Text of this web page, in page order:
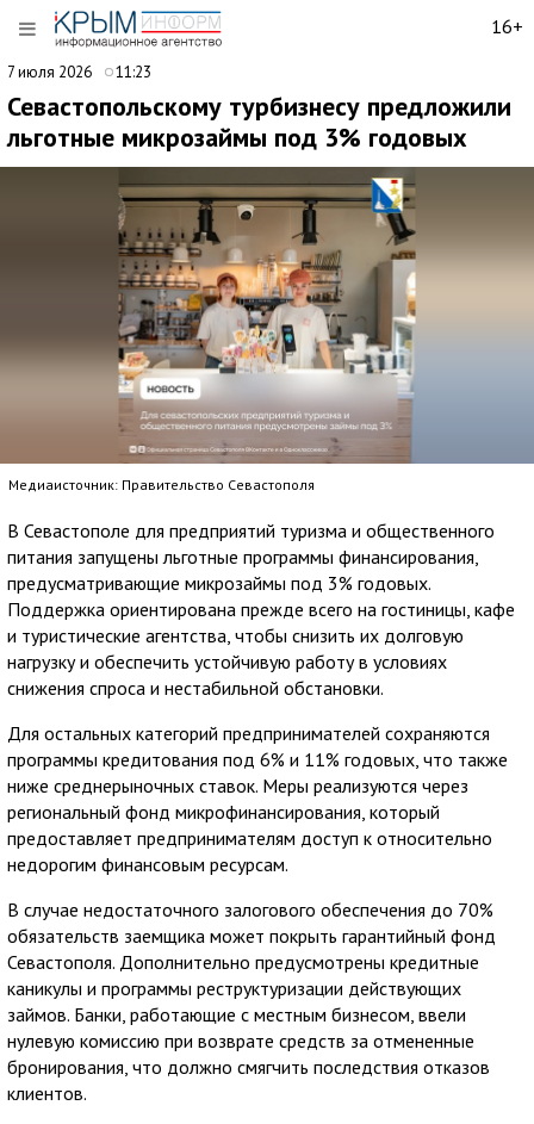
16+
7 июля 2026 11:23
Севастопольскому турбизнесу предложили
льготные микрозаймы под 3% годовых
Медиаисточник: Правительство Севастополя
В Севастополе для предприятий туризма и общественного
питания запущены льготные программы финансирования,
предусматривающие микрозаймы под 3% годовых.
Поддержка ориентирована прежде всего на гостиницы, кафе
и туристические агентства, чтобы снизить их долговую
нагрузку и обеспечить устойчивую работу в условиях
снижения спроса и нестабильной обстановки.
Для остальных категорий предпринимателей сохраняются
программы кредитования под 6% и 11% годовых, что также
ниже среднерыночных ставок. Меры реализуются через
региональный фонд микрофинансирования, который
предоставляет предпринимателям доступ к относительно
недорогим финансовым ресурсам.
В случае недостаточного залогового обеспечения до 70%
обязательств заемщика может покрыть гарантийный фонд
Севастополя. Дополнительно предусмотрены кредитные
каникулы и программы реструктуризации действующих
займов. Банки, работающие с местным бизнесом, ввели
нулевую комиссию при возврате средств за отмененные
бронирования, что должно смягчить последствия отказов
клиентов.